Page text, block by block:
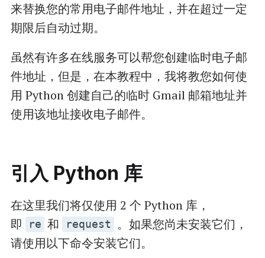
来替换您的常用电子邮件地址，并在超过一定
期限后自动过期。
虽然有许多在线服务可以帮您创建临时电子邮
件地址，但是，在本教程中，我将教您如何使
用 Python 创建自己的临时 Gmail 邮箱地址并
使用该地址接收电子邮件。
引入 Python 库
在这里我们将仅使用 2 个 Python 库，
即
re 和 request
。如果您尚未安装它们，
请使用以下命令安装它们。